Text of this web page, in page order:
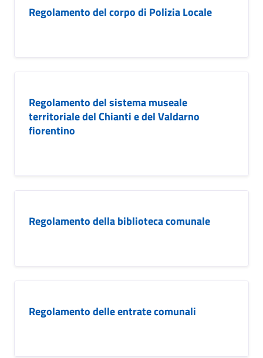
Regolamento del corpo di Polizia Locale
Regolamento del sistema museale
territoriale del Chianti e del Valdarno
fiorentino
Regolamento della biblioteca comunale
Regolamento delle entrate comunali